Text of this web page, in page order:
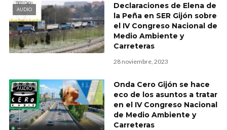
AUDIO
Declaraciones de Elena de
la Peña en SER Gijón sobre
el IV Congreso Nacional de
Medio Ambiente y
Carreteras
28 noviembre, 2023
AUDIO
Onda Cero Gijón se hace
eco de los asuntos a tratar
en el IV Congreso Nacional
de Medio Ambiente y
Carreteras